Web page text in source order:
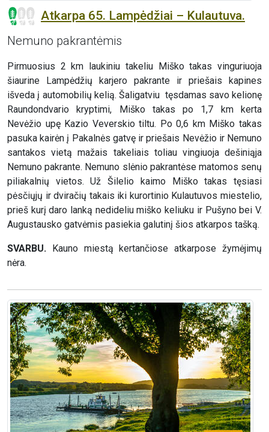
Atkarpa 65. Lampėdžiai – Kulautuva.
Nemuno pakrantėmis
Pirmuosius 2 km laukiniu takeliu Miško takas vinguriuoja
šiaurine Lampėdžių karjero pakrante ir priešais kapines
išveda į automobilių kelią. Šaligatviu tęsdamas savo kelionę
Raundondvario kryptimi, Miško takas po 1,7 km kerta
Nevėžio upę Kazio Veverskio tiltu. Po 0,6 km Miško takas
pasuka kairėn į Pakalnės gatvę ir priešais Nevėžio ir Nemuno
santakos vietą mažais takeliais toliau vingiuoja dešiniąja
Nemuno pakrante. Nemuno slėnio pakrantėse matomos senų
piliakalnių vietos. Už Šilelio kaimo Miško takas tęsiasi
pėsčiųjų ir dviračių takais iki kurortinio Kulautuvos miestelio,
prieš kurį daro lanką nedideliu miško keliuku ir Pušyno bei V.
Augustausko gatvėmis pasiekia galutinį šios atkarpos tašką.
SVARBU. Kauno miestą kertančiose atkarpose žymėjimų
nėra.